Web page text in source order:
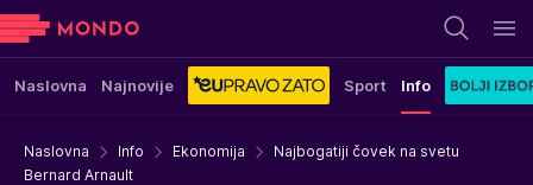
Naslovna Najnovije Sport Info
Naslovna Info Ekonomija
Najbogatiji čovek na svetu
Bernard Arnault